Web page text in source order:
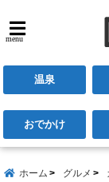
menu
温泉
おでかけ
ホーム グルメ